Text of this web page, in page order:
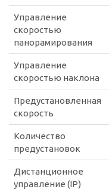
Управление
скоростью
панорамирования
Управление
скоростью наклона
Предустановленная
скорость
Количество
предустановок
Дистанционное
управление (IP)